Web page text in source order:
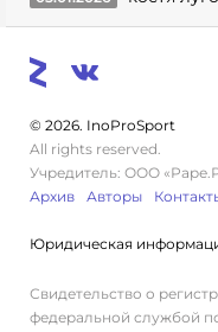
© 2026. InoProSport
All rights reserved.
Учредитель: ООО
Архив
Авторы
Юридическая
Свидетельство о
федеральной службой